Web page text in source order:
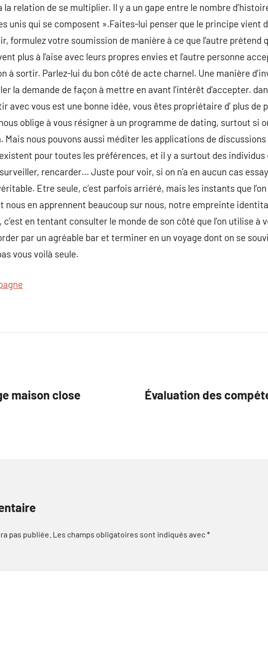
la relation de se multiplier. Il y a un gape entre le nombre
unis qui se composent ».Faites-lui penser que le principe vient
formulez votre soumission de manière à ce que l’autre prétend
plus à l’aise avec leurs propres envies et l’autre personne
à sortir. Parlez-lui du bon côté de acte charnel. Une manière
la demande de façon à mettre en avant l’intérêt d’accepter.
avec vous est une bonne idée, vous êtes propriétaire d’ plus de
oblige à vous résigner à un programme de dating, surtout si
nous pouvons aussi méditer les applications de
pour toutes les préférences, et il y a surtout des individus
rencarder… Juste pour voir, si on n’a en aucun cas
Etre seule, c’est parfois arriéré, mais les instants que
nous en apprennent beaucoup sur nous, notre empreinte
c’est en tentant consulter le monde de son côté que l’on utilise à
par un agréable bar et terminer en un voyage dont on se
vous voilà seule.
maison close
Évaluation des
pas publiée. Les champs obligatoires sont indiqués avec*